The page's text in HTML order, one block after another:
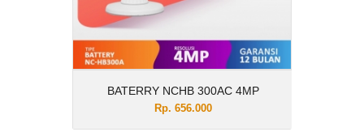
BATERRY NCHB 300AC 4MP
Rp. 656.000